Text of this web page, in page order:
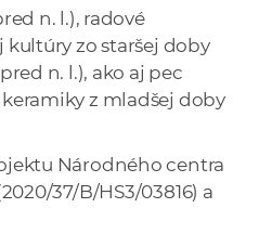
n. l.), radové
zo staršej doby
n. l.), ako aj pec
z mladšej doby
Národného centra
37/B/HS3/03816) a